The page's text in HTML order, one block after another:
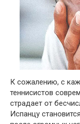
К сожалению, с
теннисистов
страдает от
Испанцу